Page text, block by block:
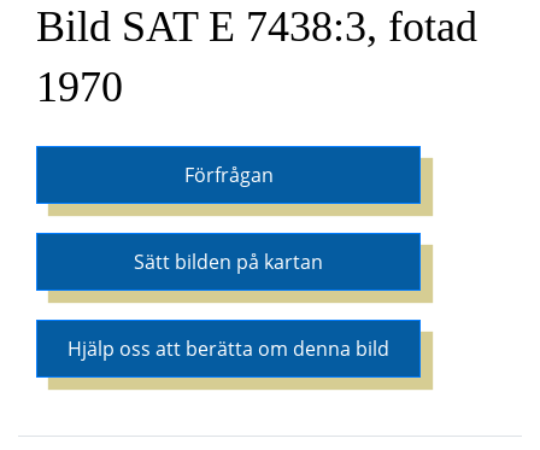
Bild SAT E 7438:3, fotad
1970
Förfrågan
Sätt bilden på kartan
Hjälp oss att berätta om denna bild